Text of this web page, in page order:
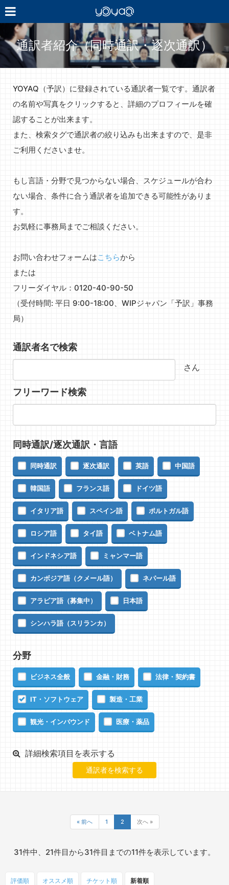
YOYAQ（予
訳）
通訳者紹介（同時通訳・逐次通訳）
YOYAQ（予訳）に登録されている通訳者一覧です。通訳者
の名前や写真をクリックすると、詳細のプロフィールを確
認することが出来ます。
また、検索タグで通訳者の絞り込みも出来ますので、是非
ご利用くださいませ。
もし言語・分野で見つからない場合、スケジュールが合わ
ない場合、条件に合う通訳者を追加できる可能性がありま
す。
お気軽に事務局までご相談ください。
お問い合わせフォームはこちらから
または
フリーダイヤル：0120-40-90-50
（受付時間: 平日 9:00-18:00、WIPジャパン「予訳」事務
局）
通訳者名で検索
さん
フリーワード検索
同時通訳/逐次通訳・言語
同時通訳 逐次通訳 英語 中国語
韓国語 フランス語 ドイツ語
イタリア語 スペイン語 ポルトガル語
ロシア語 タイ語 ベトナム語
インドネシア語 ミャンマー語
カンボジア語（クメール語） ネパール語
アラビア語（募集中） 日本語
シンハラ語（スリランカ）
分野
ビジネス全般 金融・財務 法律・契約書
IT・ソフトウェア 製造・工業
観光・インバウンド 医療・薬品
詳細検索項目を表示する
« 前へ 1 2 次へ »
31件中、21件目から31件目までの11件を表示しています。
評価順 オススメ順 チケット 順 新着順